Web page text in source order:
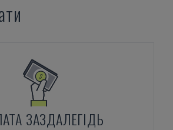
ЗАЗДАЛЕГІДЬ